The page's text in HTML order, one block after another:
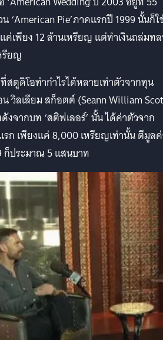
‘American Pie’ภาคแรกปี 1999 นั้นก็
เพียง 12 ล้านเหรียญ แต่ทำเงินถล่มท
รียญ
ตูดิโอทำกำไรได้หลายเท่าตัวจากทุน
วิลเลียม สก็อตต์ (Seann William
งจากบท ‘สติฟเลอร์’ นั้น ได้ค่าตัวจาก
รก เพียงแค่ 8,000 เหรียญเท่านั้น ตีมูล
ก็ประมาณ 5 แสนบาท